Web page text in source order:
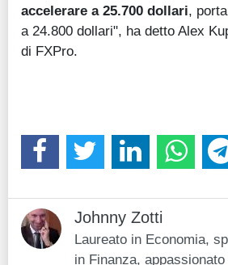
accelerare a 25.700 dollari,
a 24.800 dollari", ha detto Alex
di FXPro.
Johnny Zotti
Laureato in Economia,
in Finanza,